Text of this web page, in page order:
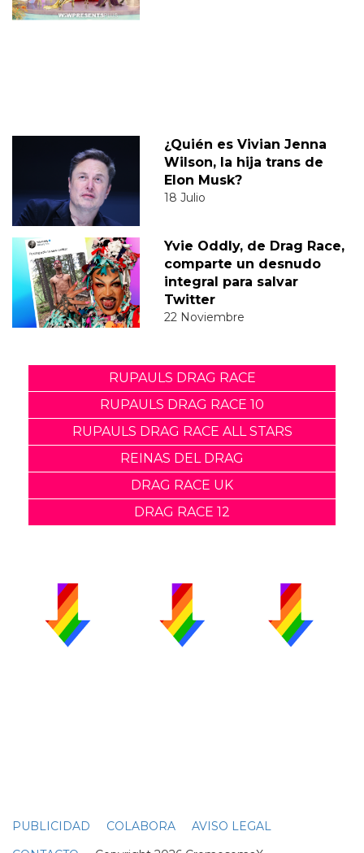
¿Quién es Vivian Jenna
Wilson, la hija trans de
Elon Musk?
18 Julio
Yvie Oddly, de Drag Race,
comparte un desnudo
integral para salvar
Twitter
22 Noviembre
RUPAULS DRAG RACE
RUPAULS DRAG RACE 10
RUPAULS DRAG RACE ALL STARS
REINAS DEL DRAG
DRAG RACE UK
DRAG RACE 12
PUBLICIDAD COLABORA
AVISO LEGAL